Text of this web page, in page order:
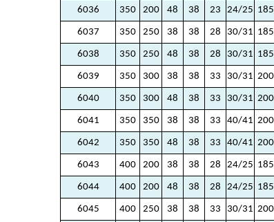
6036 350 200 48 38 23 24/25 185
6037 350 250 38 38 28 30/31 185
6038 350 250 48 38 28 30/31 185
6039 350 300 38 38 33 30/31 200
6040 350 300 48 38 33 30/31 200
6041 350 350 38 38 33 40/41 200
6042 350 350 48 38 33 40/41 200
6043 400 200 38 38 28 24/25 185
6044 400 200 48 38 28 24/25 185
6045 400 250 38 38 33 30/31 200